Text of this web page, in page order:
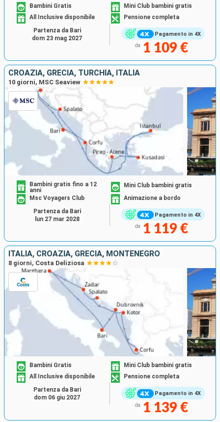
Pagamento in 4X
Bambini Gratis
Mini Club bambini gratis
All Inclusive disponibile
Pensione completa
da 1 109 €
Partenza da Bari
dom 23 mag 2027
CROAZIA, GRECIA, TURCHIA, ITALIA
10 giorni, MSC Seaview
Pagamento in 4X
Bambini gratis fino a 12
anni
Mini Club bambini gratis
Msc Voyagers Club
Animazione a bordo
da 1 119 €
Partenza da Bari
lun 27 mar 2028
ITALIA, CROAZIA, GRECIA, MONTENEGRO
8 giorni, Costa Deliziosa
Pagamento in 4X
Bambini Gratis
Mini Club bambini gratis
All Inclusive disponibile
Pensione completa
da 1 139 €
Partenza da Bari
dom 06 giu 2027